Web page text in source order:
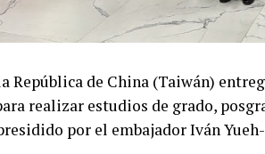
República de China (Taiwán)
realizar estudios de grado,
por el embajador Iván